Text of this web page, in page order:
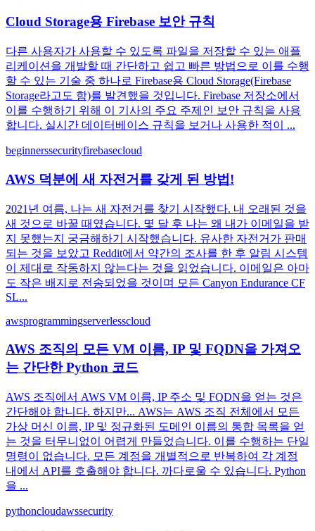
Cloud Storage용 Firebase 보안 규칙
다른 사용자가 사용할 수 있도록 파일을 저장할 수 있는 애플
리케이션을 개발할 때 간단하고 쉽고 빠른 방법으로 이를 수행
할 수 있는 기술 중 하나로 Firebase용 Cloud Storage(Firebase
Storage라고도 함)를 발견했을 것입니다. Firebase 저장소에서
이를 수행하기 위해 이 기사의 주요 주제인 보안 규칙을 사용
합니다. 실시간 데이터베이스 규칙을 보거나 사용한 적이 ...
beginnerssecurityfirebasecloud
AWS 덕분에 새 자전거를 갖게 된 방법!
2021년 여름, 나는 새 자전거를 찾기 시작했다. 내 오래된 것을
새 것으로 바꿀 때였습니다. 몇 달 후 나는 왜 내가 이메일을 받
지 못했는지 궁금해하기 시작했습니다. 유사한 자전거가 판매
되는 것을 보았고 Reddit에서 약간의 조사를 한 후 알림 시스템
이 제대로 작동하지 않는다는 것을 읽었습니다. 이메일은 아마
도 작은 배지로 전송되었을 것이며 모든 Canyon Endurance CF
SL...
awsprogrammingserverlesscloud
AWS 조직의 모든 VM 이름, IP 및 FQDN을 가져오
는 간단한 Python 코드
AWS 조직에서 AWS VM 이름, IP 주소 및 FQDN을 얻는 것은
간단해야 합니다. 하지만... AWS는 AWS 조직 전체에서 모든
가상 머신 이름, IP 및 정규화된 도메인 이름의 통합 목록을 얻
는 것을 터무니없이 어렵게 만들었습니다. 이를 수행하는 단일
명령이 없습니다. 모든 계정을 개별적으로 반복하여 각 계정
내에서 API를 호출해야 합니다. 까다로울 수 있습니다. Python
을 ...
pythoncloudawssecurity